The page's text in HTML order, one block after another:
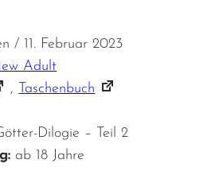
/ 11. Februar 2023
Adult
, Taschenbuch
Dilogie – Teil 2
ab 18 Jahre